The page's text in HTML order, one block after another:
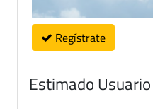
Regístrate
Estimado Usuario